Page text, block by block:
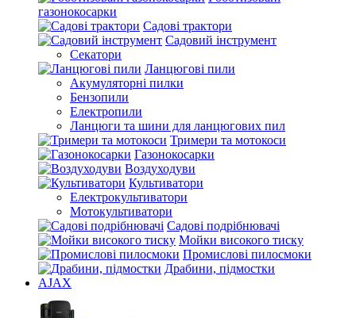
газонокосарки
Садові трактори
Садовий інструмент
Секатори
Ланцюгові пили
Акумуляторні пилки
Бензопили
Електропили
Ланцюги та шини для ланцюгових пил
Тримери та мотокоси
Газонокосарки
Воздуходуви
Культиватори
Електрокультиватори
Мотокультиватори
Садові подрібнювачі
Мойки високого тиску
Промислові пилосмоки
Драбини, підмостки
AJAX